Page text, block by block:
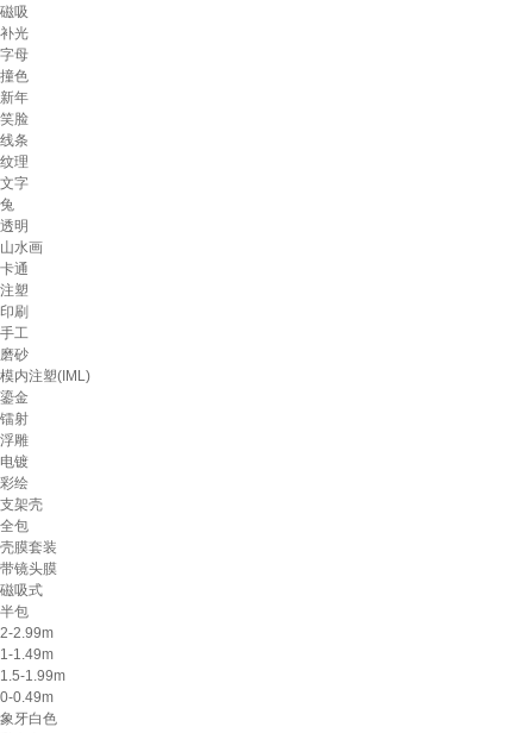
磁吸
补光
字母
撞色
新年
笑脸
线条
纹理
文字
兔
透明
山水画
卡通
注塑
印刷
手工
磨砂
模内注塑(IML)
鎏金
镭射
浮雕
电镀
彩绘
支架壳
全包
壳膜套装
带镜头膜
磁吸式
半包
2-2.99m
1-1.49m
1.5-1.99m
0-0.49m
象牙白色